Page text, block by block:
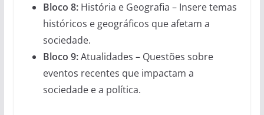
Bloco 8:História e Geografia – Insere temas
históricos e geográficos que afetam a
sociedade.
Bloco 9:Atualidades – Questões sobre
eventos recentes que impactam a
sociedade e a política.